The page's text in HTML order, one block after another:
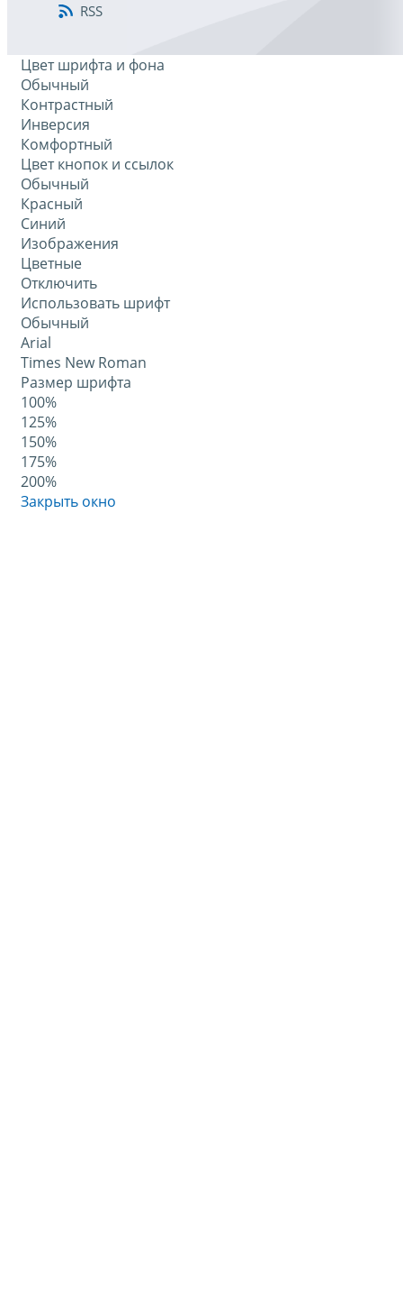
RSS
Цвет шрифта и фона
Обычный
Контрастный
Инверсия
Комфортный
Цвет кнопок и ссылок
Обычный
Красный
Синий
Изображения
Цветные
Отключить
Использовать шрифт
Обычный
Arial
Times New Roman
Размер шрифта
100%
125%
150%
175%
200%
Закрыть окно